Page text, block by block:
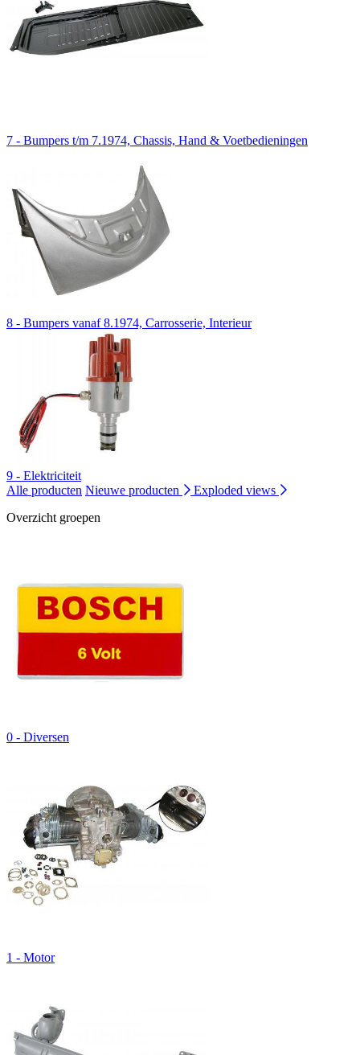
7 - Bumpers t/m 7.1974, Chassis, Hand & Voetbedieningen
8 - Bumpers vanaf 8.1974, Carrosserie, Interieur
9 - Elektriciteit
Alle producten Nieuwe producten
Exploded views
Overzicht groepen
0 - Diversen
1 - Motor